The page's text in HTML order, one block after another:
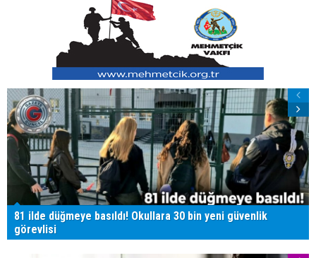
81 ilde düğmeye basıldı! Okullara 30 bin yeni güvenlik
görevlisi